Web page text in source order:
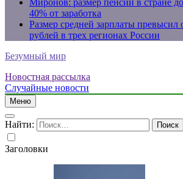
Миронов: размер пенсий в стране
40% от заработка
Размер средней зарплаты превысил
рублей в трех регионах России
Безумный мир
Новостная рассылка
Случайные новости
Меню
Найти:
Заголовки